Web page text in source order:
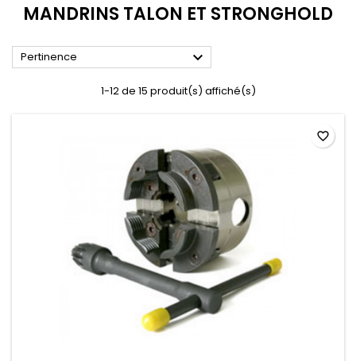
MANDRINS TALON ET STRONGHOLD
Pertinence 
1-12 de 15 produit(s) affiché(s)
favorite_border